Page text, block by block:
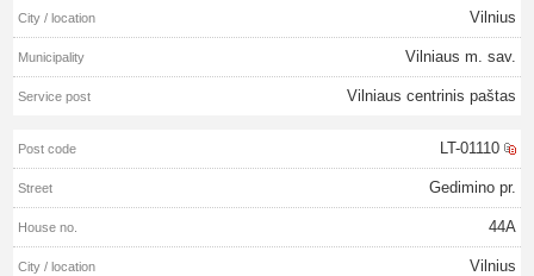
Vilnius
Vilniaus m. sav.
Vilniaus centrinis paštas
LT-01110
Gedimino pr.
44A
Vilnius